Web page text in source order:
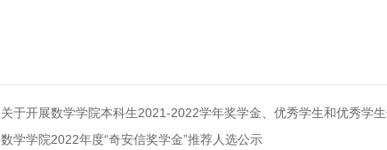
关于开展数学学院本科生2021-2022学年奖学金、优秀学生和优秀学
数学学院2022年度“奇安信奖学金”推荐人选公示